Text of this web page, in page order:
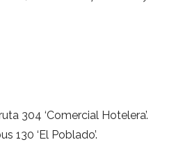
304 ‘Comercial Hotelera’.
130 ‘El Poblado’.